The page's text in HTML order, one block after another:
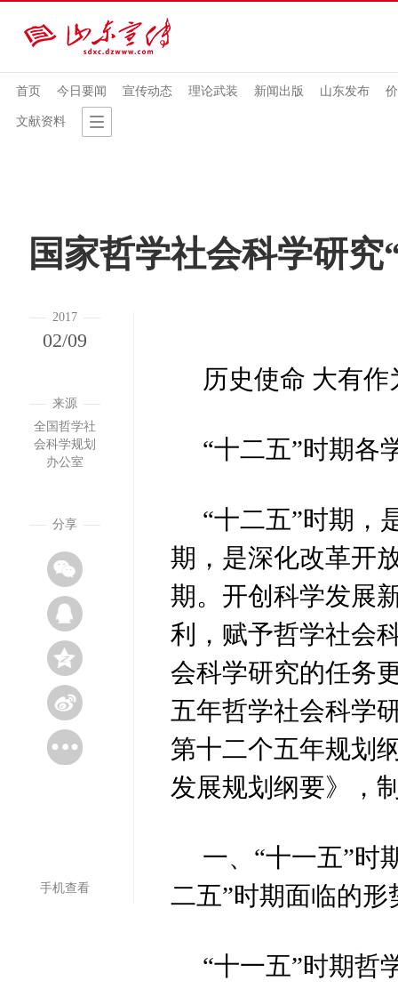
首页 今日要闻 宣传动态 理论武装 新闻出版 山东发布
文献资料
国家哲学社会科学研究
2017
02/09
来源
全国哲学社
会科学规划
办公室
分享
手机查看
历史使命 大有作
“十二五”时期各
“十二五”时期，
期，是深化改革开
期。开创科学发展
利，赋予哲学社会
会科学研究的任务
五年哲学社会科学
第十二个五年规划
发展规划纲要》，
一、“十一五”时
二五”时期面临的形
“十一五”时期哲